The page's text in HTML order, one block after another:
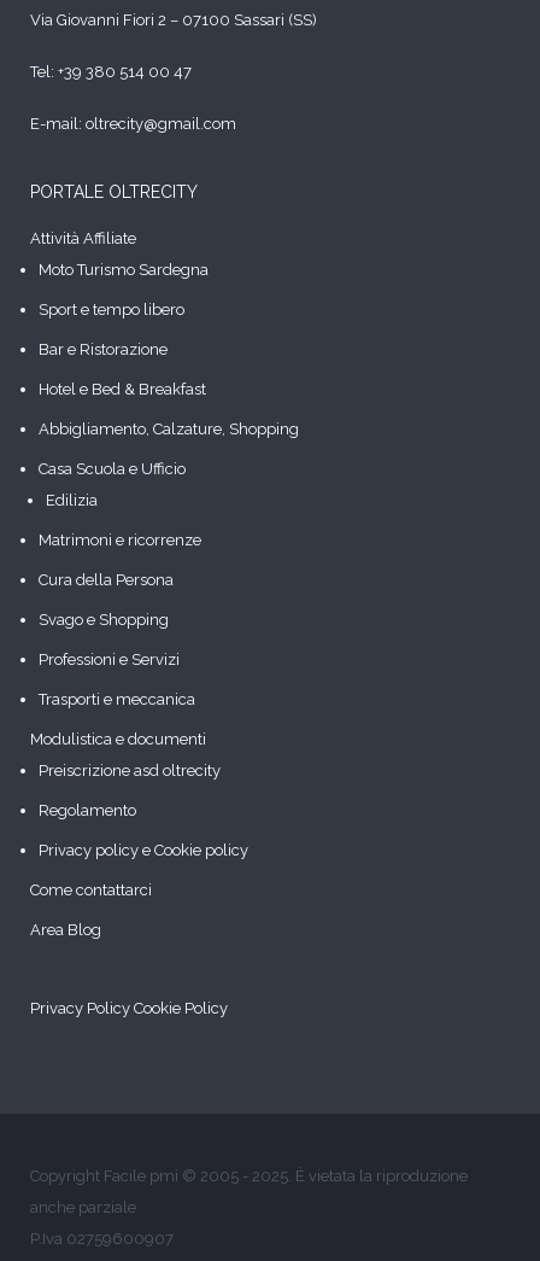
Via Giovanni Fiori 2 – 07100 Sassari (SS)
Tel: +39 380 514 00 47
E-mail: oltrecity@gmail.com
PORTALE OLTRECITY
Attività Affiliate
Moto Turismo Sardegna
Sport e tempo libero
Bar e Ristorazione
Hotel e Bed & Breakfast
Abbigliamento, Calzature, Shopping
Casa Scuola e Ufficio
Edilizia
Matrimoni e ricorrenze
Cura della Persona
Svago e Shopping
Professioni e Servizi
Trasporti e meccanica
Modulistica e documenti
Preiscrizione asd oltrecity
Regolamento
Privacy policy e Cookie policy
Come contattarci
Area Blog
Privacy Policy Cookie Policy
Copyright Facile pmi © 2005 - 2025. È vietata la riproduzione
anche parziale
P.Iva 02759600907